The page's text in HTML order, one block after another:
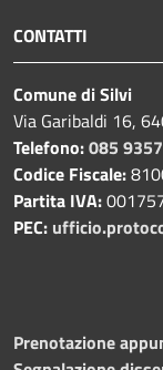
CONTATTI
Comune di Silvi
Via Garibaldi 16,
Telefono:085
Codice Fiscale:
Partita IVA:
PEC:
Prenotazione